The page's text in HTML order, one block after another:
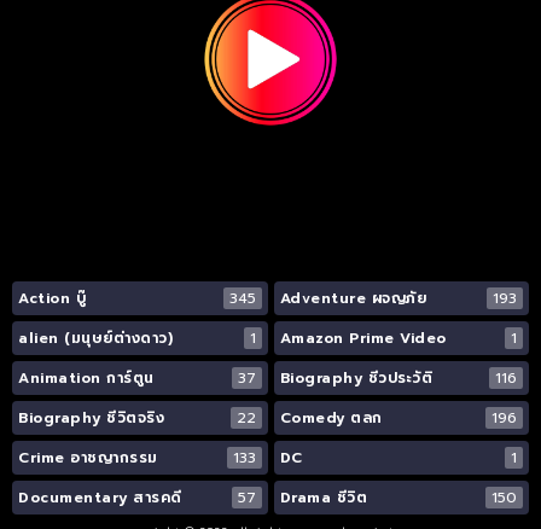
Action บู๊ 345 Adventure ผจญภัย
193
alien (มนุษย์ต่างดาว)
1 Amazon Prime Video
1
Animation การ์ตูน
37 Biography ชีวประวัติ
116
Biography ชีวิตจริง
22 Comedy ตลก
196
Crime อาชญากรรม
133 DC
1
Documentary สารคดี
57 Drama ชีวิต 150